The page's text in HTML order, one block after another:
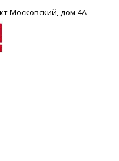
Московский, дом 4А